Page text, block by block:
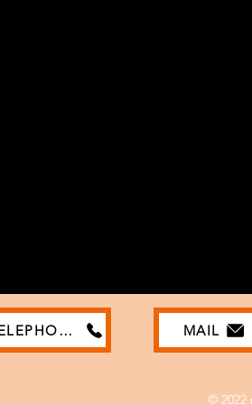
TELEPHONE MAIL
© 2022